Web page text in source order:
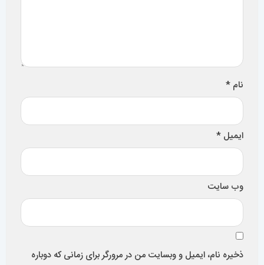
نام *
ایمیل *
وب‌ سایت
ذخیره نام، ایمیل و وبسایت من در مرورگر برای زمانی که دوباره